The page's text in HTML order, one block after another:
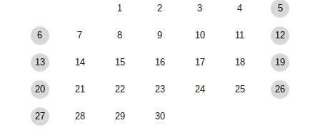
1 2 3 4 5
6 7 8 9 10 11 12
13 14 15 16 17 18 19
20 21 22 23 24 25 26
27 28 29 30